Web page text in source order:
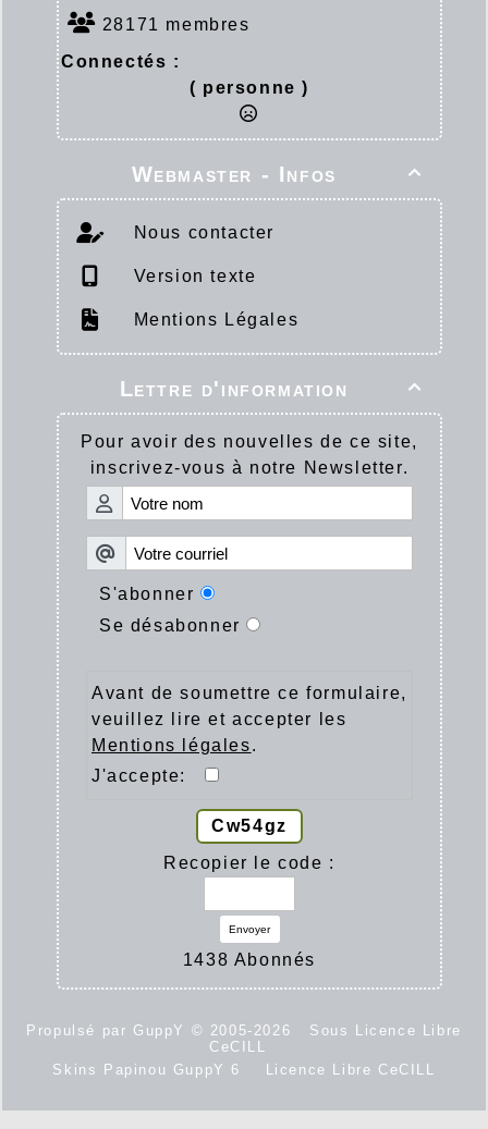
28171 membres
Connectés :
( personne )

Webmaster - Infos
Nous contacter
Version texte
Mentions Légales

Lettre d'information
Pour avoir des nouvelles de ce site,
inscrivez-vous à notre Newsletter.
S'abonner
Se désabonner
Avant de soumettre ce formulaire,
veuillez lire et accepter les
Mentions légales.
J'accepte:
Cw54gz
Recopier le code :
Envoyer
1438 Abonnés
Propulsé par GuppY © 2005-2026
Sous Licence Libre
CeCILL
Skins Papinou GuppY 6
Licence Libre CeCILL